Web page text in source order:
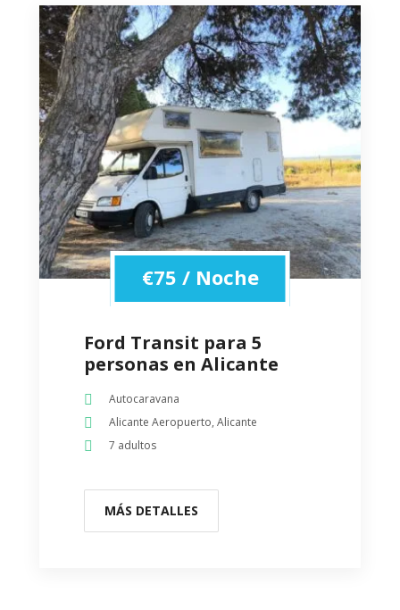
€75 / Noche
Ford Transit para 5
personas en Alicante
Autocaravana
Alicante Aeropuerto, Alicante
7 adultos
MÁS DETALLES